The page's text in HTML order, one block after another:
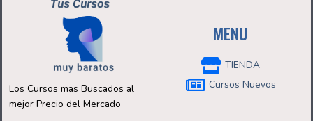
Los Cursos mas Buscados al
mejor Precio del Mercado
MENU
TIENDA
Cursos Nuevos